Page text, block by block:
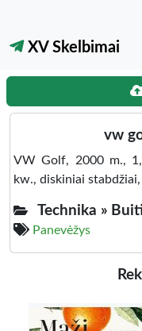
XV Skelbimai
vw
VW Golf, 2000 m.,
kw., diskiniai
Technika »
Panevėžys